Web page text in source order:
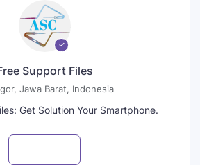
Support Files
Jawa Barat, Indonesia
Get Solution Your Smartphone.